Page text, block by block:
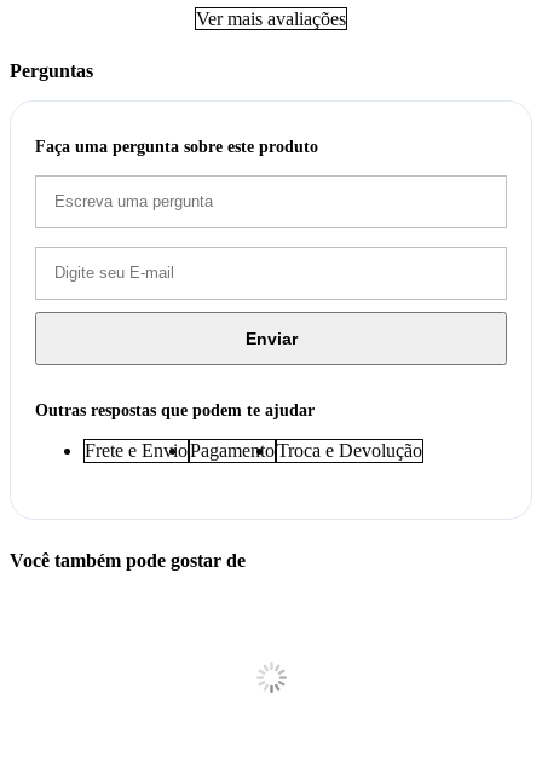
Ver mais avaliações
Perguntas
Faça uma pergunta sobre este produto
Enviar
Outras respostas que podem te ajudar
Frete e EnvioPagamentoTroca e Devolução
Você também pode gostar de